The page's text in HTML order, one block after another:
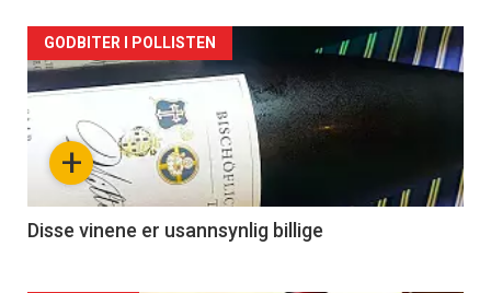
Forsiden
akkurat
nå
3
+
GODBITER I POLLISTEN
Disse vinene er usannsynlig billige